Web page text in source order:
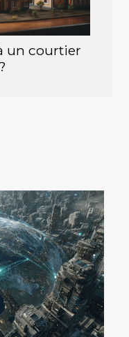
un courtier